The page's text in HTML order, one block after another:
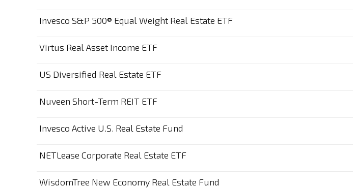
Invesco S&P 500® Equal Weight Real Estate ETF
Virtus Real Asset Income ETF
US Diversified Real Estate ETF
Nuveen Short-Term REIT ETF
Invesco Active U.S. Real Estate Fund
NETLease Corporate Real Estate ETF
WisdomTree New Economy Real Estate Fund